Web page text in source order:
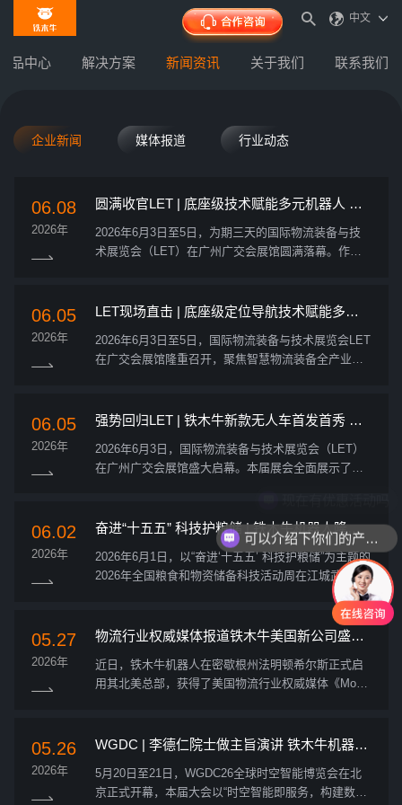
品中心 解决方案 新闻资讯 关于我们 联系我们
中文
企业新闻 媒体报道 行业动态
06.08
2026年
圆满收官LET | 底座级技术赋能多元机器人 开
放生态共筑智能未来
2026年6月3日至5日，为期三天的国际物流装备与技
术展览会（LET）在广州广交会展馆圆满落幕。作为
了从底座级感知定位控...
06.05
2026年
LET现场直击 | 底座级定位导航技术赋能多元
机器人加速进化
2026年6月3日至5日，国际物流装备与技术展览会LET
在广交会展馆隆重召开，聚焦智慧物流装备全产业
商，铁木牛机器人携“云...
06.05
2026年
强势回归LET | 铁木牛新款无人车首发首秀 携
手共探智能产业新生态
2026年6月3日，国际物流装备与技术展览会（LET）
在广州广交会展馆盛大启幕。本届展会全面展示了涵
势的重要窗口。作为机器人底...
06.02
2026年
奋进“十五五” 科技护粮储 | 铁木牛机器人隆重
亮相全国粮食和物资储备科技活动周
2026年6月1日，以“奋进‘十五五’ 科技护粮储”为主题的
2026年全国粮食和物资储备科技活动周在江城武汉盛
大开幕。国家发展和改革委员会党组成员，国家粮食
和物资储备局党组书记、局长刘焕鑫，国家粮食和物
资储备局、国家部...
05.27
2026年
物流行业权威媒体报道铁木牛美国新公司盛大
开业
近日，铁木牛机器人在密歇根州法明顿希尔斯正式启
用其北美总部，获得了美国物流行业权威媒体《Mode
体品牌，...
05.26
2026年
WGDC | 李德仁院士做主旨演讲 铁木牛机器人
5月20日至21日，WGDC26全球时空智能博览会在北
京正式开幕，本届大会以“时空智能即服务，构建数字
可以介绍下你们的产品么